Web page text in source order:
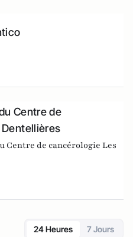
Centre de
Centre de cancérologie Les
24 Heures 7 Jours